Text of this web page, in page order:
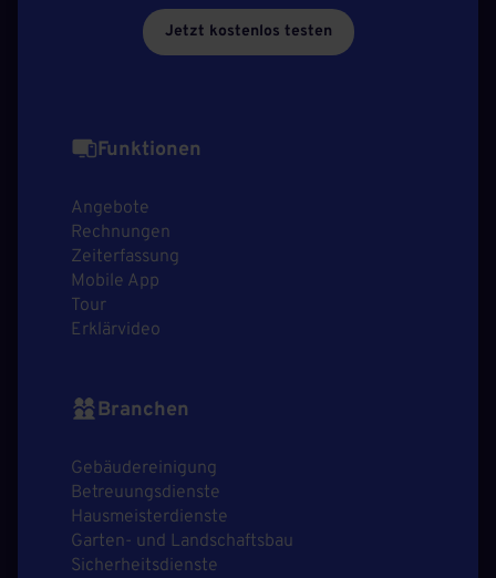
Jetzt kostenlos testen
Funktionen
Angebote
Rechnungen
Zeiterfassung
Mobile App
Tour
Erklärvideo
Branchen
Gebäudereinigung
Betreuungsdienste
Hausmeisterdienste
Garten- und Landschaftsbau
Sicherheitsdienste